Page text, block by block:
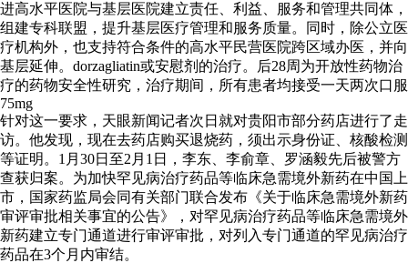
进高水平医院与基层医院建立责任、利益、服务和管理共同体，
组建专科联盟，提升基层医疗管理和服务质量。同时，除公立医
疗机构外，也支持符合条件的高水平民营医院跨区域办医，并向
基层延伸。dorzagliatin或安慰剂的治疗。后28周为开放性药物治
疗的药物安全性研究，治疗期间，所有患者均接受一天两次口服
75mg
针对这一要求，天眼新闻记者次日就对贵阳市部分药店进行了走
访。他发现，现在去药店购买退烧药，须出示身份证、核酸检测
等证明。1月30日至2月1日，李东、李俞章、罗涵毅先后被警方
查获归案。为加快罕见病治疗药品等临床急需境外新药在中国上
市，国家药监局会同有关部门联合发布《关于临床急需境外新药
审评审批相关事宜的公告》，对罕见病治疗药品等临床急需境外
新药建立专门通道进行审评审批，对列入专门通道的罕见病治疗
药品在3个月内审结。